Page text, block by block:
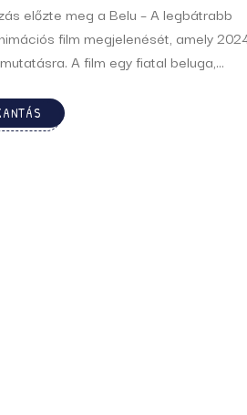
előzte meg a Belu – A legbátrabb
film megjelenését, amely
A film egy fiatal beluga,
van. Az alkotás magával
illusztrációi miatt ...